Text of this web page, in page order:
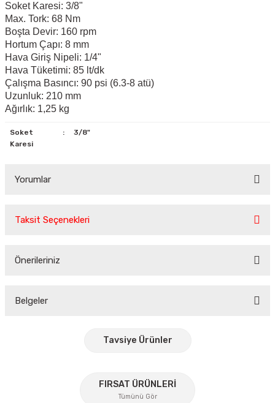
Soket Karesi: 3/8"
Max. Tork: 68 Nm
Boşta Devir: 160 rpm
Hortum Çapı: 8 mm
Hava Giriş Nipeli: 1/4"
Hava Tüketimi: 85 lt/dk
Çalışma Basıncı: 90 psi (6.3-8 atü)
Uzunluk: 210 mm
Ağırlık: 1,25 kg
Soket
Karesi
: 3/8"
Yorumlar
Taksit Seçenekleri
Önerileriniz
konularda yetersiz gördüğünüz noktaları öneri formunu
Ürün bilgilerinde hatalar bulunuyor.
Belgeler
Tavsiye Ürünler
FIRSAT ÜRÜNLERİ
Tümünü Gör